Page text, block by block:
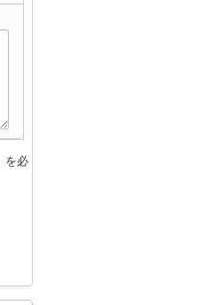
を必